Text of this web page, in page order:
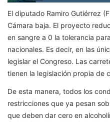
El diputado Ramiro Gutiérrez
Cámara baja. El proyecto
en sangre a 0 la tolerancia
nacionales. Es decir, en las
legislar el Congreso. Las
tienen la legislación propia de
De esta manera, todos los
restricciones que ya pesan
que deben dar cero en